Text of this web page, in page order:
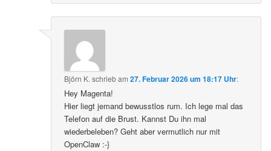
Björn K. schriebam27. Februar 2026 um 18:17 Uhr:
Hey Magenta!
Hier liegt jemand bewusstlos rum. Ich lege mal das
Telefon auf die Brust. Kannst Du ihn mal
wiederbeleben? Geht aber vermutlich nur mit
OpenClaw :-}